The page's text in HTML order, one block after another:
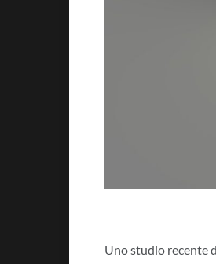
Uno studio recente